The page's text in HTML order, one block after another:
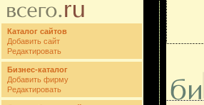
Каталог сайтов
Добавить сайт
Редактировать
Бизнес-каталог
Добавить фирму
Редактировать